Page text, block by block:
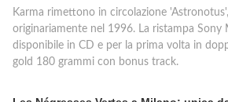
Karma rimettono in circolazione
originariamente nel 1996. La ristampa Sony
disponibile in CD e per la prima volta in
gold 180 grammi con bonus track.